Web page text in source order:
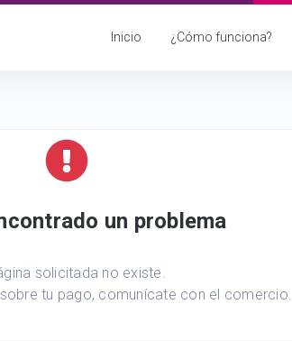
Inicio ¿Cómo funciona?
un problema
solicitada no existe.
tu pago, comunícate con el comercio.